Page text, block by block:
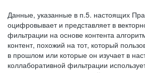
Данные, указанные в п.5. настоящих
оцифровывает и представляет в
фильтрации на основе контента
контент, похожий на тот, который
в прошлом или которые он изучает в
коллаборативной фильтрации